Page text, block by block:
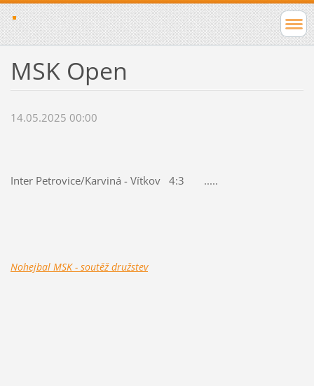
MSK Open
14.05.2025 00:00
Inter Petrovice/Karviná - Vítkov 4:3 .....
Nohejbal MSK - soutěž družstev